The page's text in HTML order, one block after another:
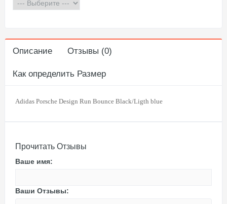
Описание Отзывы (0)
Как определить Размер
Adidas Porsche Design Run Bounce Black/Ligth blue
Прочитать Отзывы
Ваше имя:
Ваши Отзывы: